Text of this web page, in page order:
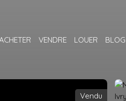
VENDRE LOUER BLOG
Vendu